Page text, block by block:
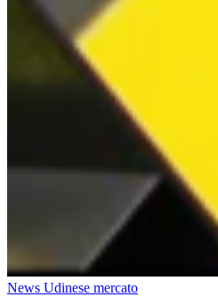
News Udinese mercato